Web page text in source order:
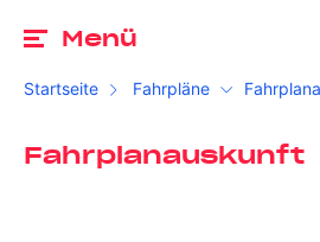
Menü
Startseite Fahrpläne
Fahrplanauskunft